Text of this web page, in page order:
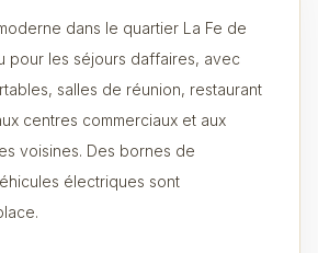
dans le quartier La Fe de
pour les séjours daffaires, avec
salles de réunion, restaurant
centres commerciaux et aux
voisines. Des bornes de
électriques sont